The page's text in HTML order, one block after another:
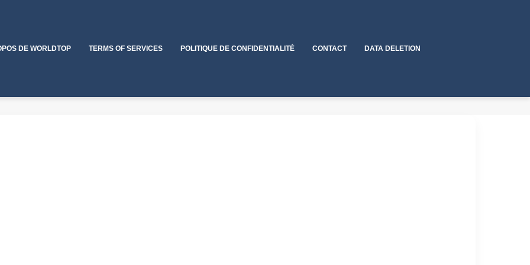
DE WORLDTOP TERMS OF SERVICES POLITIQUE DE CONFIDENTIALITÉ CONTACT DATA DELETION